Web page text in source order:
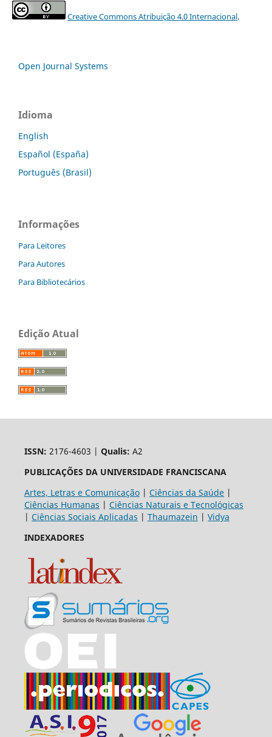
Creative Commons Atribuição 4.0 Internacional.
Open Journal Systems
Idioma
English
Español (España)
Português (Brasil)
Informações
Para Leitores
Para Autores
Para Bibliotecários
Edição Atual
ISSN: 2176-4603 | Qualis: A2
PUBLICAÇÕES DA UNIVERSIDADE FRANCISCANA
Artes, Letras e Comunicação| Ciências da Saúde|
Ciências Humanas | Ciências Naturais e Tecnológicas
| Ciências Sociais Aplicadas | Thaumazein | Vidya
INDEXADORES